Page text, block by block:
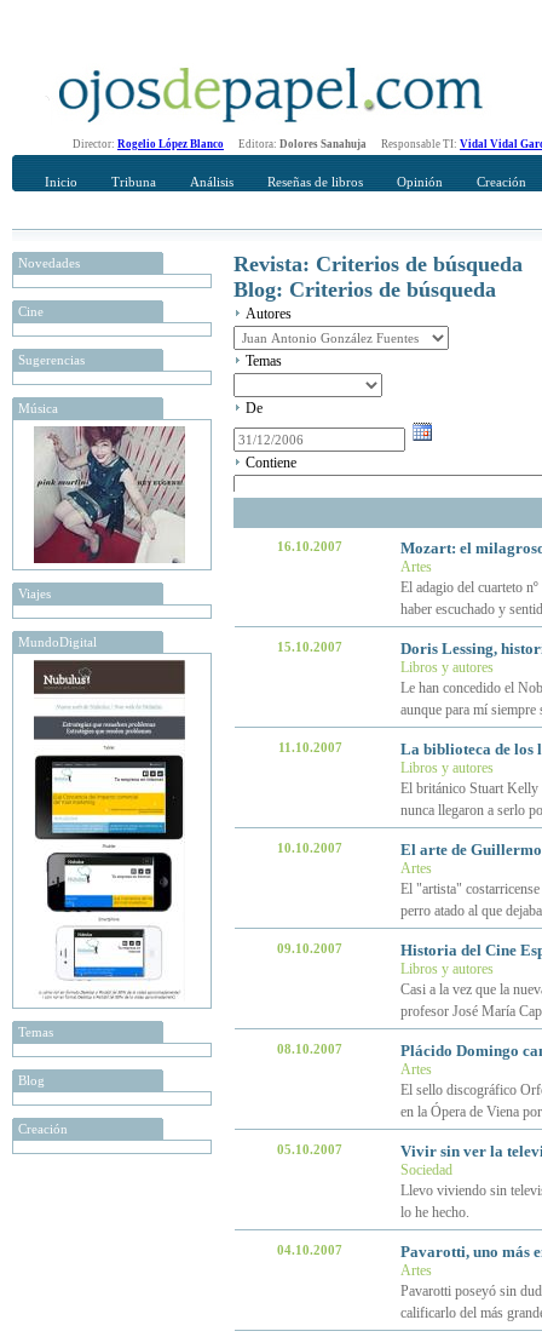
Director: Rogelio López Blanco Editora: Dolores Sanahuja Responsable TI: Vidal Vidal
Inicio Tribuna Análisis Reseñas de libros Opinión Creación
Novedades
Cine
Sugerencias
Música
Viajes
MundoDigital
Temas
Blog
Creación
Revista: Criterios de búsqueda
Blog: Criterios de búsqueda
Autores
Temas
De
Contiene
16.10.2007 Mozart: el
Artes
El adagio del cuarteto
haber escuchado y
15.10.2007 Doris Lessing,
Libros y autores
Le han concedido el
aunque para mí siempre
11.10.2007 La biblioteca de los
Libros y autores
El británico Stuart Kelly
nunca llegaron a serlo
10.10.2007 El arte de
Artes
El "artista"
perro atado al que
09.10.2007 Historia del Cine
Libros y autores
Casi a la vez que la
profesor José María
08.10.2007 Plácido Domingo
Artes
El sello discográfico
en la Ópera de Viena
05.10.2007 Vivir sin ver la
Sociedad
Llevo viviendo sin
lo he hecho.
04.10.2007 Pavarotti, uno más
Artes
Pavarotti poseyó sin
calificarlo del más